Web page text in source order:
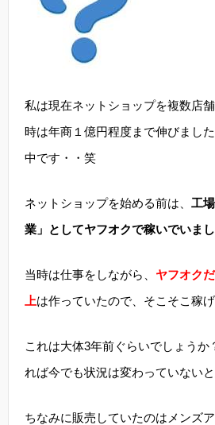
私は現在ネットショップを複数店
時は年商１億円程度まで伸びまし
中です・・笑
ネットショップを始める前は、 工
業」としてヤフオクで稼いでいまし
当時は仕事をしながら、 ヤフオク
上は作っていたので、そこそこ稼げ
これは大体3年前ぐらいでしょうか
れば今でも状況は変わっていないと
ちなみに販売していたのはメンズ